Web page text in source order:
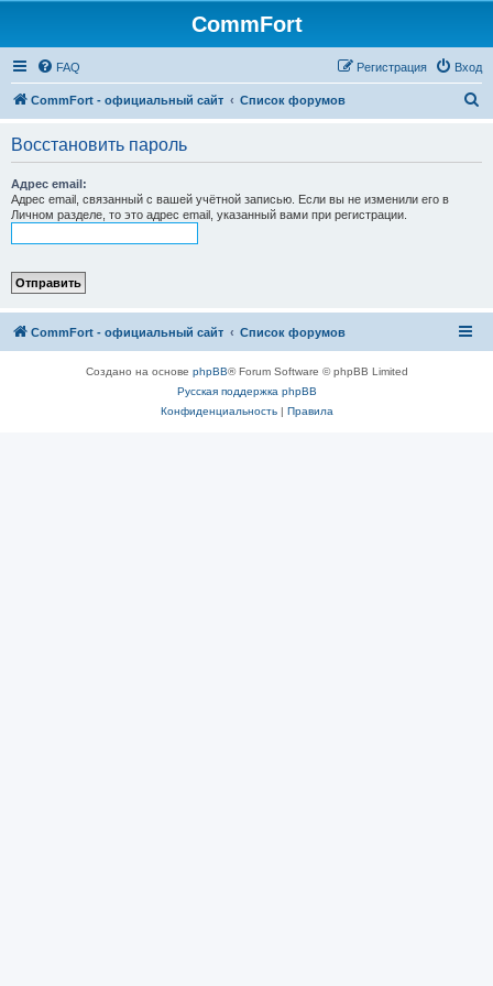
CommFort
FAQ Вход
Регистрация
CommFort - официальный сайт Список форумов
Восстановить пароль
Адрес email:
Адрес email, связанный с вашей учётной записью. Если вы не изменили его в
Личном разделе, то это адрес email, указанный вами при регистрации.
CommFort - официальный сайт Список форумов
Создано на основе phpBB® Forum Software © phpBB Limited
Русская поддержка phpBB
Конфиденциальность| Правила